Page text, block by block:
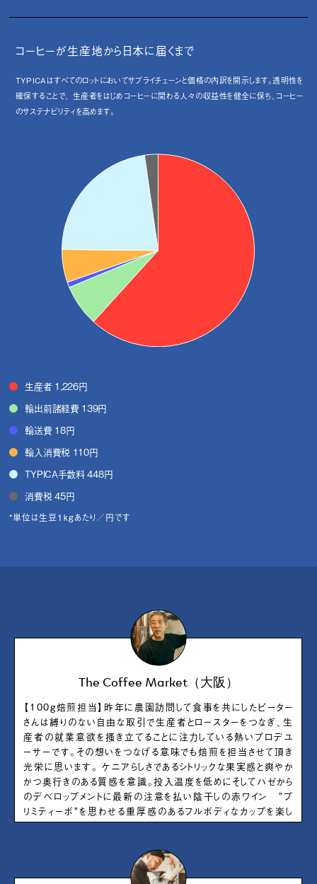
コーヒーが生産地から日本に届くまで
TYPICAはすべてのロットにおいてサプライチェーンと価格の内訳を開示します。透明性を
確保することで、 生産者をはじめコーヒーに関わる人々の収益性を健全に保ち、コーヒー
のサステナビリティを高めます。
生産者 1,226円
輸出前諸経費 139円
輸送費 18円
輸入消費税 110円
TYPICA手数料 448円
消費税 45円
*単位は生豆1kgあたり／円です
The Coffee Market（大阪）
【100g焙煎担当】昨年に農園訪問して食事を共にしたピーター
さんは縛りのない自由な取引で生産者とロースターをつなぎ、生
産者の就業意欲を搔き立てることに注力している熱いプロデユ
ーサーです。その想いをつなげる意味でも焙煎を担当させて頂き
光栄に思います。 ケニアらしさであるシトリックな果実感と爽やか
かつ奥行きのある質感を意識。投入温度を低めにそしてハゼから
のデベロップメントに最新の注意を払い陰干しの赤ワイン ”プ
リミティーボ”を思わせる重厚感のあるフルボディなカップを楽し
めるように仕上げました。 母なる大地アフリカ ケニアの懐の深